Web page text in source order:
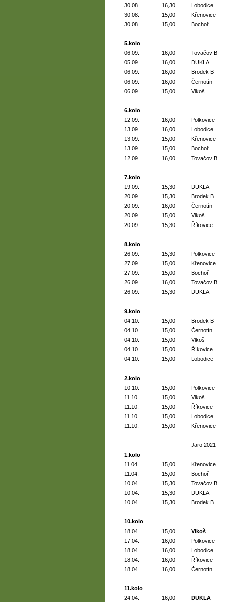
30.08.
16,30
Lobodice
30.08.
15,00
Křenovice
30.08.
15,00 Bochoř
5.kolo
06.09.
16,00
Tovačov B
05.09.
16,00
DUKLA
06.09.
16,00
Brodek B
06.09.
16,00
Černotín
06.09.
15,00 Vlkoš
6.kolo
12.09.
16,00
Polkovice
13.09.
16,00
Lobodice
13.09.
15,00
Křenovice
13.09.
15,00
Bochoř
12.09.
16,00 Tovačov B
7.kolo
19.09.
15,30
DUKLA
20.09.
15,30
Brodek B
20.09.
16,00
Černotín
20.09.
15,00
Vlkoš
20.09.
15,30 Říkovice
8.kolo
26.09.
15,30
Polkovice
27.09.
15,00
Křenovice
27.09.
15,00
Bochoř
26.09.
16,00
Tovačov B
26.09.
15,30 DUKLA
9.kolo
04.10.
15,00
Brodek B
04.10.
15,00
Černotín
04.10.
15,00
Vlkoš
04.10.
15,00
Říkovice
04.10.
15,00 Lobodice
2.kolo
10.10.
15,00
Polkovice
11.10.
15,00
Vlkoš
11.10.
15,00
Říkovice
11.10.
15,00
Lobodice
11.10.
15,00 Křenovice
Jaro 2021
1.kolo
11.04.
15,00
Křenovice
11.04.
15,00
Bochoř
10.04.
15,30
Tovačov B
10.04.
15,30
DUKLA
10.04.
15,30 Brodek B
10.kolo
18.04.
15,00
Vlkoš
17.04.
16,00
Polkovice
18.04.
16,00
Lobodice
18.04.
16,00
Říkovice
18.04.
16,00 Černotín
11.kolo
24.04.
16,00
DUKLA